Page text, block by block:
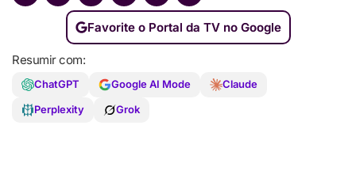
Favorite o Portal da TV no Google
Resumir com:
ChatGPT Google AI Mode
Claude
Perplexity
Grok